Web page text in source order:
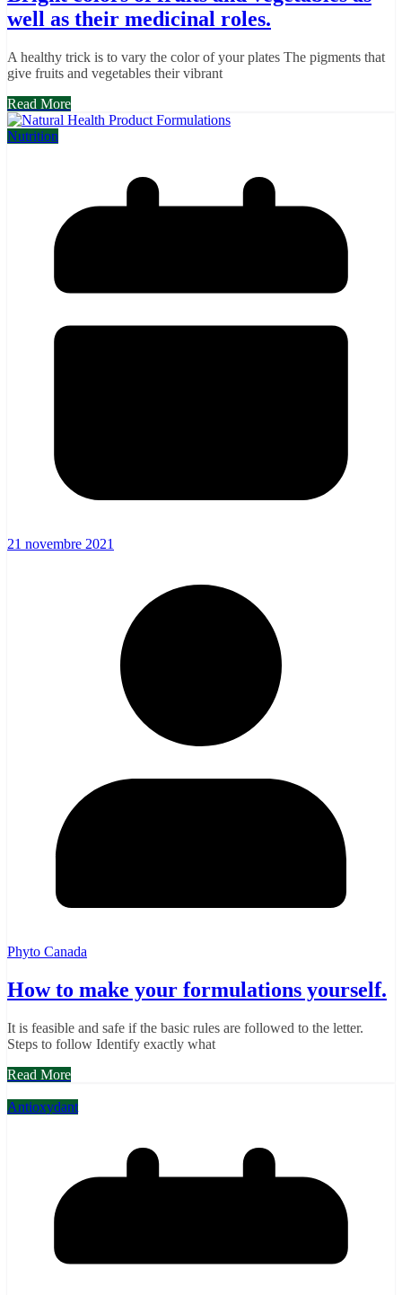
well as their medicinal roles.
A healthy trick is to vary the color of your plates The pigments that
give fruits and vegetables their vibrant
Read More
Nutrition
21 novembre 2021
Phyto Canada
How to make your formulations yourself.
It is feasible and safe if the basic rules are followed to the letter.
Steps to follow Identify exactly what
Read More
Antioxydant